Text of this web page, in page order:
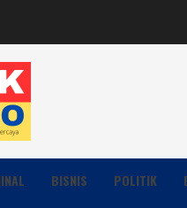
BISNIS POLITIK